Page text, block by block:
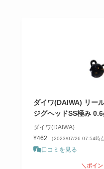
ダイワ(DAIWA) リー
ジグヘッドSS極み
ダイワ(DAIWA)
¥462
（2023/07/26 07:54時
口コミを見る
＼ポイ